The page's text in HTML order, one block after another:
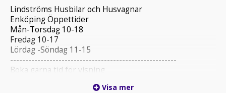
Lindströms Husbilar och Husvagnar
Enköping Öppettider
Mån-Torsdag 10-18
Fredag 10-17
Lördag -Söndag 11-15
-------------------------------------------------------
Boka gärna tid för visning
Visa mer